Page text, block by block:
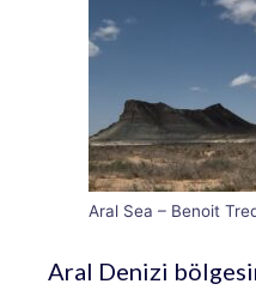
Aral Sea – Benoit
Aral Denizi